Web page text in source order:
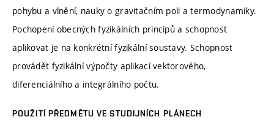
pohybu a vlnění, nauky o gravitačním poli a termodynamiky.
Pochopení obecných fyzikálních principů a schopnost
aplikovat je na konkrétní fyzikální soustavy. Schopnost
provádět fyzikální výpočty aplikací vektorového,
diferenciálního a integrálního počtu.
POUŽITÍ PŘEDMĚTU VE STUDIJNÍCH PLÁNECH